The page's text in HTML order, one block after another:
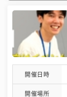
開催日時
開催場所